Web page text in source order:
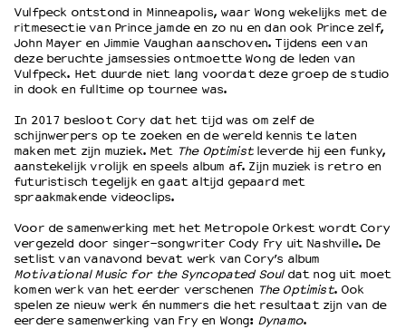
Duurzaamheid
Culturele boycot Israël
Ruimte voor artistieke vrijheid – VNPF
Vulfpeck ontstond in Minneapolis, waar Wong wekelijks met de
ritmesectie van Prince jamde en zo nu en dan ook Prince zelf,
John Mayer en Jimmie Vaughan aanschoven. Tijdens een van
deze beruchte jamsessies ontmoette Wong de leden van
Vulfpeck. Het duurde niet lang voordat deze groep de studio
in dook en fulltime op tournee was.
In 2017 besloot Cory dat het tijd was om zelf de
schijnwerpers op te zoeken en de wereld kennis te laten
maken met zijn muziek. MetThe Optimistleverde hij een funky,
aanstekelijk vrolijk en speels album af. Zijn muziek is retro en
futuristisch tegelijk en gaat altijd gepaard met
spraakmakende videoclips.
Voor de samenwerking met het Metropole Orkest wordt Cory
vergezeld door singer-songwriter Cody Fry uit Nashville. De
setlist van vanavond bevat werk van Cory’s album
Motivational Music for the Syncopated Souldat nog uit moet
komen werk van het eerder verschenen The Optimist. Ook
spelen ze nieuw werk én nummers die het resultaat zijn van de
eerdere samenwerking van Fry en Wong: Dynamo.